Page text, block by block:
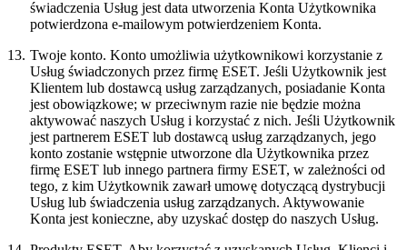
świadczenia Usług jest data utworzenia Konta Użytkownika
potwierdzona e-mailowym potwierdzeniem Konta.
13. Twoje konto. Konto umożliwia użytkownikowi korzystanie z
Usług świadczonych przez firmę ESET. Jeśli Użytkownik jest
Klientem lub dostawcą usług zarządzanych, posiadanie Konta
jest obowiązkowe; w przeciwnym razie nie będzie można
aktywować naszych Usług i korzystać z nich. Jeśli Użytkownik
jest partnerem ESET lub dostawcą usług zarządzanych, jego
konto zostanie wstępnie utworzone dla Użytkownika przez
firmę ESET lub innego partnera firmy ESET, w zależności od
tego, z kim Użytkownik zawarł umowę dotyczącą dystrybucji
Usług lub świadczenia usług zarządzanych. Aktywowanie
Konta jest konieczne, aby uzyskać dostęp do naszych Usług.